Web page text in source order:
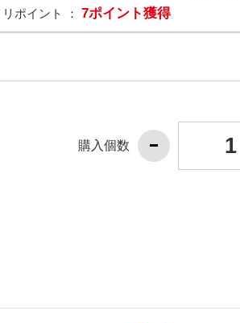
リポイント ： 7ポイント獲得
購入個数